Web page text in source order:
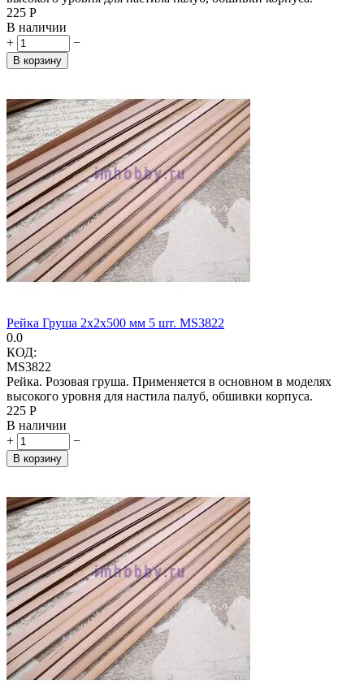
‍225‍ Р
В наличии
+
−
В корзину
Рейка Груша 2х2х500 мм 5 шт. MS3822
0.0
КОД:
MS3822
Рейка. Розовая груша. Применяется в основном в моделях
высокого уровня для настила палуб, обшивки корпуса.
‍225‍ Р
В наличии
+
−
В корзину